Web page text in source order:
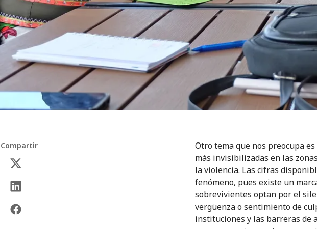
Compartir
Otro tema que nos preocupa
más invisibilizadas en las
la violencia. Las cifras
fenómeno, pues existe un
sobrevivientes optan por el
vergüenza o sentimiento de
instituciones y las barreras de